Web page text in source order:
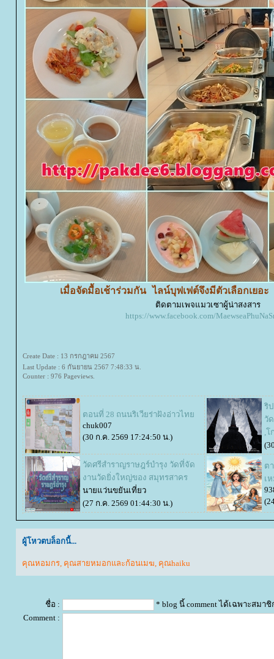
เมื่อจัดมื้อเช้าร่วมกัน ไลน์บุฟเฟต์จึงมีตัวเลือกเยอ
ติดตามเพจแมวเซาผู้น่าสงสาร
https://www.facebook.com/
Create Date : 13 กรกฎาคม 2567
Last Update : 6 กันยายน 2567 7:48:33 น.
Counter : 976 Pageviews.
ตอนที่ 28 ถนนริเวียร่าฝังอ่าวไท
chuk007
(30 ก.ค. 2569 17:24:50 น.)
ริ
วั
,โ
วัดศรีสำราญราษฎร์บำรุง วัดที่จัด
งานวัดยิ่งใหญ่ของ สมุทรสาคร
นายแว่นขยันเที่ยว
(27 ก.ค. 2569 01:44:30 น.)
ต
เ
ผู้โหวตบล็อกนี้...
คุณหอมกร, คุณสายหมอกและก้อนเมฆ, คุณhaiku
ชื่อ :
* blog นี้ comment ได้เฉพาะสมาชิ
Comment :